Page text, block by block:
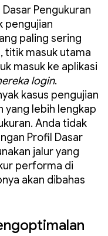
Pengukuran
pengujian
paling sering
titik masuk utama
masuk ke aplikasi
login.
kasus pengujian
yang lebih lengkap
Anda tidak
Profil Dasar
jalur yang
performa di
akan dibahas